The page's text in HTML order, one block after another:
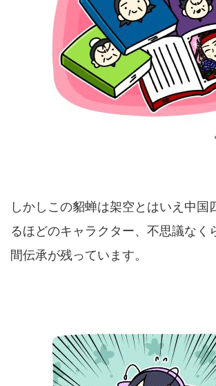
しかしこの貂蝉は架空とはいえ中国
るほどのキャラクター、不思議なく
間伝承が残っています。